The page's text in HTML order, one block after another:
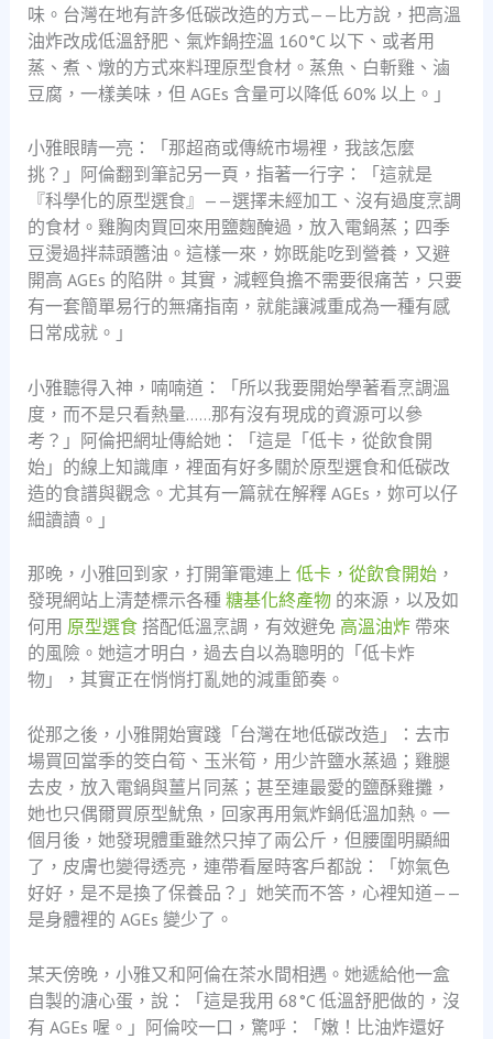
味。台灣在地有許多低碳改造的方式——比方說，把高溫
油炸改成低溫舒肥、氣炸鍋控溫 160°C 以下、或者用
蒸、煮、燉的方式來料理原型食材。蒸魚、白斬雞、滷
豆腐，一樣美味，但 AGEs 含量可以降低 60% 以上。」
小雅眼睛一亮：「那超商或傳統市場裡，我該怎麼
挑？」阿倫翻到筆記另一頁，指著一行字：「這就是
『科學化的原型選食』——選擇未經加工、沒有過度烹調
的食材。雞胸肉買回來用鹽麴醃過，放入電鍋蒸；四季
豆燙過拌蒜頭醬油。這樣一來，妳既能吃到營養，又避
開高 AGEs 的陷阱。其實，減輕負擔不需要很痛苦，只要
有一套簡單易行的無痛指南，就能讓減重成為一種有感
日常成就。」
小雅聽得入神，喃喃道：「所以我要開始學著看烹調溫
度，而不是只看熱量……那有沒有現成的資源可以參
考？」阿倫把網址傳給她：「這是「低卡，從飲食開
始」的線上知識庫，裡面有好多關於原型選食和低碳改
造的食譜與觀念。尤其有一篇就在解釋 AGEs，妳可以仔
細讀讀。」
那晚，小雅回到家，打開筆電連上 低卡，從飲食開始，
發現網站上清楚標示各種 糖基化終產物的來源，以及如
何用 原型選食搭配低溫烹調，有效避免 高溫油炸帶來
的風險。她這才明白，過去自以為聰明的「低卡炸
物」，其實正在悄悄打亂她的減重節奏。
從那之後，小雅開始實踐「台灣在地低碳改造」：去市
場買回當季的筊白筍、玉米筍，用少許鹽水蒸過；雞腿
去皮，放入電鍋與薑片同蒸；甚至連最愛的鹽酥雞攤，
她也只偶爾買原型魷魚，回家再用氣炸鍋低溫加熱。一
個月後，她發現體重雖然只掉了兩公斤，但腰圍明顯細
了，皮膚也變得透亮，連帶看屋時客戶都說：「妳氣色
好好，是不是換了保養品？」她笑而不答，心裡知道——
是身體裡的 AGEs 變少了。
某天傍晚，小雅又和阿倫在茶水間相遇。她遞給他一盒
自製的溏心蛋，說：「這是我用 68°C 低溫舒肥做的，沒
有 AGEs 喔。」阿倫咬一口，驚呼：「嫩！比油炸還好